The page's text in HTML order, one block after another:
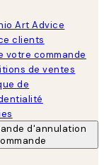
Art Advice
clients
votre commande
de ventes
de
d'annulation